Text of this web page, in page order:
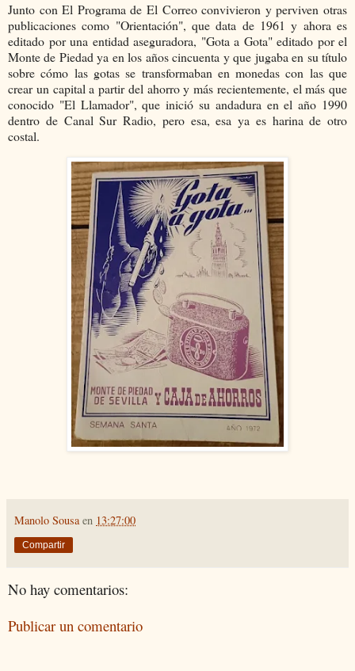
Junto con El Programa de El Correo convivieron y perviven otras
publicaciones como "Orientación", que data de 1961 y ahora es
editado por una entidad aseguradora, "Gota a Gota" editado por el
Monte de Piedad ya en los años cincuenta y que jugaba en su título
sobre cómo las gotas se transformaban en monedas con las que
crear un capital a partir del ahorro y más recientemente, el más que
conocido "El Llamador", que inició su andadura en el año 1990
dentro de Canal Sur Radio, pero esa, esa ya es harina de otro
costal.
Manolo Sousa en 13:27:00
Compartir
No hay comentarios:
Publicar un comentario